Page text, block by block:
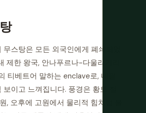
무스탕은 모든 외국인에게 폐쇄되었
제한 왕국, 안나푸르나-다울라기리
티베트어 말하는 enclave로, 네팔
이고 느껴집니다. 풍경은 황토 절
, 오후에 고원에서 물리적 힘처럼 불